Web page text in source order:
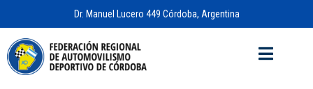
Dr. Manuel Lucero 449 Córdoba, Argentina